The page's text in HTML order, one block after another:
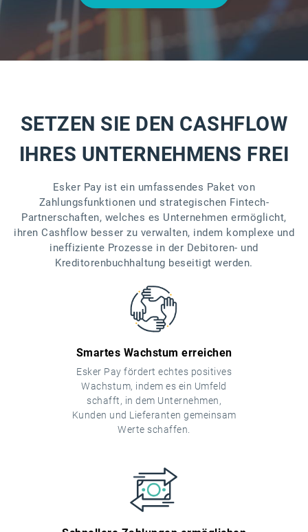
SETZEN SIE DEN CASHFLOW
IHRES UNTERNEHMENS FREI
Esker Pay ist ein umfassendes Paket von
Zahlungsfunktionen und strategischen Fintech-
Partnerschaften, welches es Unternehmen ermöglicht,
ihren Cashflow besser zu verwalten, indem komplexe und
ineffiziente Prozesse in der Debitoren- und
Kreditorenbuchhaltung beseitigt werden.
Smartes Wachstum erreichen
Esker Pay fördert echtes positives
Wachstum, indem es ein Umfeld
schafft, in dem Unternehmen,
Kunden und Lieferanten gemeinsam
Werte schaffen.